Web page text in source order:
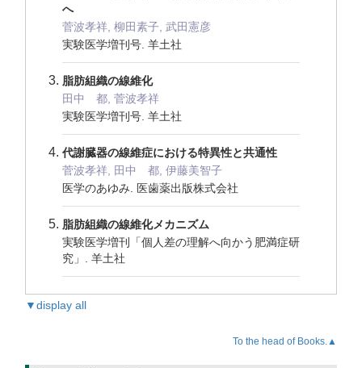
へ
菅波孝祥, 柳田素子, 武田憲彦
実験医学増刊号. 羊土社
脂肪組織の線維化
田中 都, 菅波孝祥
実験医学増刊号. 羊土社
代謝臓器の線維症における特異性と共通性
菅波孝祥, 田中 都, 伊藤美智子
医学のあゆみ. 医歯薬出版株式会社
脂肪組織の線維化メカニズム
実験医学増刊「個人差の理解へ向かう肥満症研
究」. 羊土社
▼display all
To the head of Books.▲